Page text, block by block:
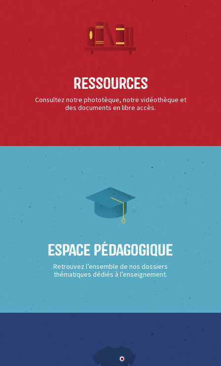
Ressources
Consultez notre phototèque, notre vidéothèque et
des documents en libre accès.
Espace Pédagogique
Retrouvez l’ensemble de nos dossiers
thématiques dédiés à l’enseignement.